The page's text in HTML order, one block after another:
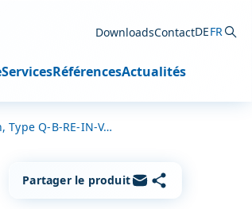
DownloadsContactDEFR
ServicesRéférencesActualités
Q-B-RE-IN-V…
Partager le produitPartager par e-mail
Copier le lien